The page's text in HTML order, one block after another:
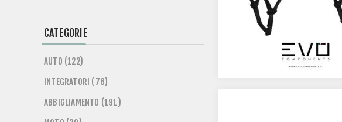
CATEGORIE
AUTO (122)
INTEGRATORI (76)
ABBIGLIAMENTO (191)